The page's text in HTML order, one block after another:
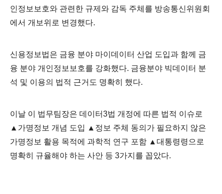
인정보보호와 관련한 규제와 감독 주체를 방송통신위원회
에서 개보위로 변경했다.
신용정보법은 금융 분야 마이데이터 산업 도입과 함께 금
융 분야 개인정보보호를 강화했다. 금융분야 빅데이터 분
석 및 이용의 법적 근거도 명확히 했다.
이날 이 법무팀장은 데이터3법 개정에 따른 법적 이슈로
▲가명정보 개념 도입 ▲정보 주체 동의가 필요하지 않은
가명정보 활용 목적에 과학적 연구 포함 ▲대통령령으로
명확히 규율해야 하는 사안 등 3가지를 꼽았다.